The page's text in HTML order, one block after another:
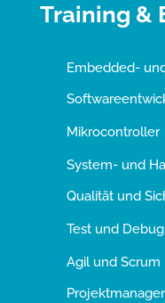
Training &
Embedded-
Mikrocontroller
System- und
Qualität und
Test und Debug
Agil und Scrum